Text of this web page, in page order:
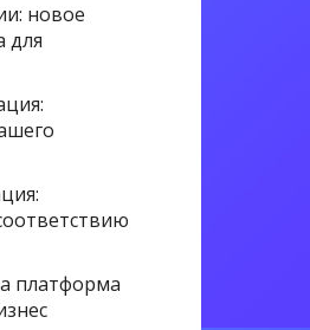
новое
для
платформа